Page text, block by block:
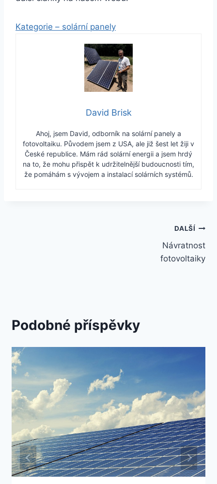
Kategorie – solární panely
David Brisk
Ahoj, jsem David, odborník na solární panely a
fotovoltaiku. Původem jsem z USA, ale již šest let žiji v
České republice. Mám rád solární energii a jsem hrdý
na to, že mohu přispět k udržitelnější budoucnosti tím,
že pomáhám s vývojem a instalací solárních systémů.
DALŠÍ
Návratnost
fotovoltaiky
Podobné příspěvky